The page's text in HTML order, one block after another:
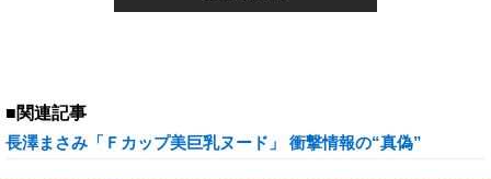
■関連記事
長澤まさみ「Ｆカップ美巨乳ヌード」 衝撃情報の“真偽”